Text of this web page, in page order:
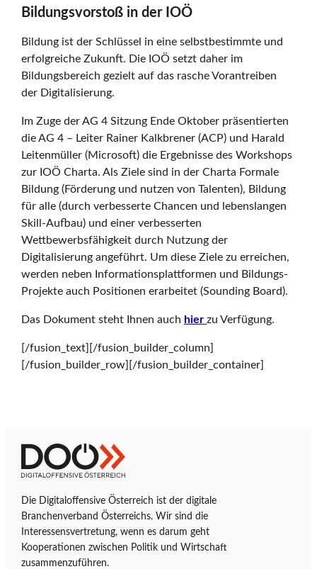
Ö
e
h
Bildungsvorstoß in der IOÖ
Bildung ist der Schlüssel in eine selbstbestimmte und
erfolgreiche Zukunft. Die IOÖ setzt daher im
Bildungsbereich gezielt auf das rasche Vorantreiben
der Digitalisierung.
Im Zuge der AG 4 Sitzung Ende Oktober präsentierten
die AG 4 – Leiter Rainer Kalkbrener (ACP) und Harald
Leitenmüller (Microsoft) die Ergebnisse des Workshops
zur IOÖ Charta. Als Ziele sind in der Charta Formale
Bildung (Förderung und nutzen von Talenten), Bildung
für alle (durch verbesserte Chancen und lebenslangen
Skill-Aufbau) und einer verbesserten
Wettbewerbsfähigkeit durch Nutzung der
Digitalisierung angeführt. Um diese Ziele zu erreichen,
werden neben Informationsplattformen und Bildungs-
Projekte auch Positionen erarbeitet (Sounding Board).
Das Dokument steht Ihnen auch hier zu Verfügung.
[/fusion_text][/fusion_builder_column]
[/fusion_builder_row][/fusion_builder_container]
Z
u
S
t
a
r
D
i
i
t
a
l
Die Digitaloffensive Österreich ist der digitale
Branchenverband Österreichs. Wir sind die
Interessensvertretung, wenn es darum geht
Kooperationen zwischen Politik und Wirtschaft
zusammenzuführen.